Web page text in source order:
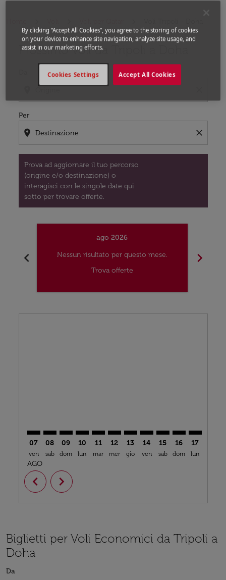
Prossimo voli da Tripoli a Doha
Per
location_on close
Prova ad aggiornare il tuo percorso
(origine e/o destinazione) o
interagisci con le singole date qui
sotto per trovare offerte.
Prova ad aggiornare il tuo percorso (origine e/o
chevron_left
ago 2026
Nessun risultato per questo mese.
Trova offerte
chevron_right
07
ven
AGO
08
sab
09
dom
10
lun
11
mar
12
mer
13
gio
14
ven
15
sab
16
dom
17
lun
chevron_left chevron_right
Biglietti per Voli Economici da Tripoli a
Doha
Da
By clicking “Accept All Cookies”, you agree to the storing of cookies
on your device to enhance site navigation, analyze site usage, and
assist in our marketing efforts.
Accept All Cookies
Cookies Settings